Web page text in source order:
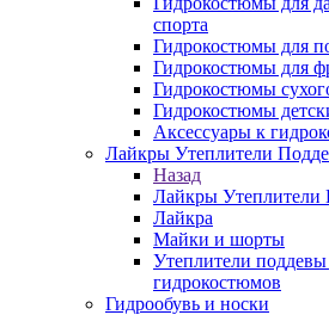
спорта
Гидрокостюмы для
Гидрокостюмы для
Гидрокостюмы
Гидрокостюмы
Аксессуары к
Лайкры Утеплители
Назад
Лайкры Утеплители
Лайкра
Майки и шорты
Утеплители поддевы
гидрокостюмов
Гидрообувь и носки